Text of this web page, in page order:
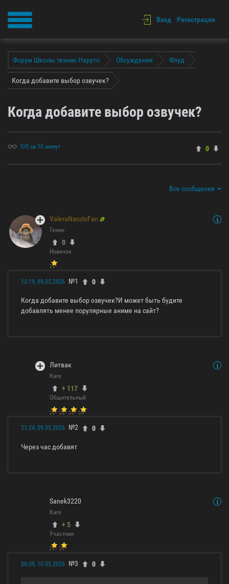
Вход Регистрация
Форум Школы техник Наруто Обсуждения Флуд
Когда добавите выбор озвучек?
Когда добавите выбор озвучек?
0/0 за 10 минут 0
Все сообщения
ValeraNarutoFan
Генин
0
Новичок
13:19, 09.05.2026 №1 0
Когда добавите выбор озвучек?И может быть будите
добавлять менее порулярные аниме на сайт?
Литвак
Каге
+ 117
Общительный
21:24, 09.05.2026 №2 0
Через час добавят
Sanek3220
Каге
+ 5
Участник
06:39, 10.05.2026 №3 0